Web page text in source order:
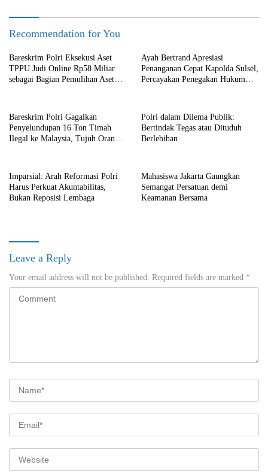
Recommendation for You
Bareskrim Polri Eksekusi Aset
TPPU Judi Online Rp58 Miliar
sebagai Bagian Pemulihan Aset
Ayah Bertrand Apresiasi
Penanganan Cepat Kapolda Sulsel,
Percayakan Penegakan Hukum
Bareskrim Polri Gagalkan
Penyelundupan 16 Ton Timah
Ilegal ke Malaysia, Tujuh Orang
Polri dalam Dilema Publik:
Bertindak Tegas atau Dituduh
Berlebihan
Imparsial: Arah Reformasi Polri
Harus Perkuat Akuntabilitas,
Bukan Reposisi Lembaga
Mahasiswa Jakarta Gaungkan
Semangat Persatuan demi
Keamanan Bersama
Leave a Reply
Your email address will not be published. Required fields are marked *